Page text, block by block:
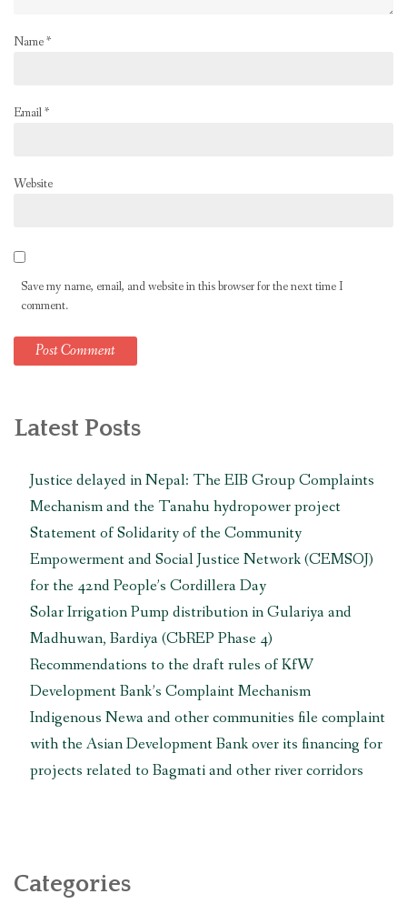
Name*
Email*
Website
Save my name, email, and website in this browser for the next time I
comment.
Latest Posts
Justice delayed in Nepal: The EIB Group Complaints
Mechanism and the Tanahu hydropower project
Statement of Solidarity of the Community
Empowerment and Social Justice Network (CEMSOJ)
for the 42nd People’s Cordillera Day
Solar Irrigation Pump distribution in Gulariya and
Madhuwan, Bardiya (CbREP Phase 4)
Recommendations to the draft rules of KfW
Development Bank’s Complaint Mechanism
Indigenous Newa and other communities file complaint
with the Asian Development Bank over its financing for
projects related to Bagmati and other river corridors
Categories